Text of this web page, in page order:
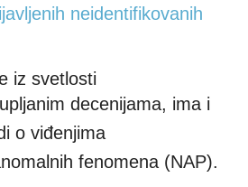
neidentifikovanih
iz svetlosti
decenijama, ima i
o viđenjima
fenomena (NAP).